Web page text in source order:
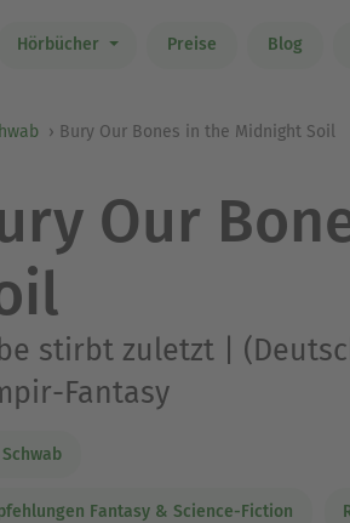
Hörbücher Preise Blog
Bury Our Bones in the Midnight Soil
Our
stirbt zuletzt |
Fantasy
Schwab
Fantasy & Science-Fiction